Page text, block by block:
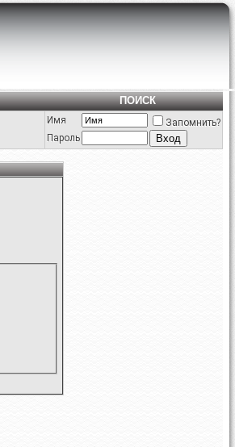
ПОИСК
Имя
Запомнить?
Пароль